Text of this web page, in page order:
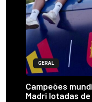
GERAL
Campeões
Madri lotadas